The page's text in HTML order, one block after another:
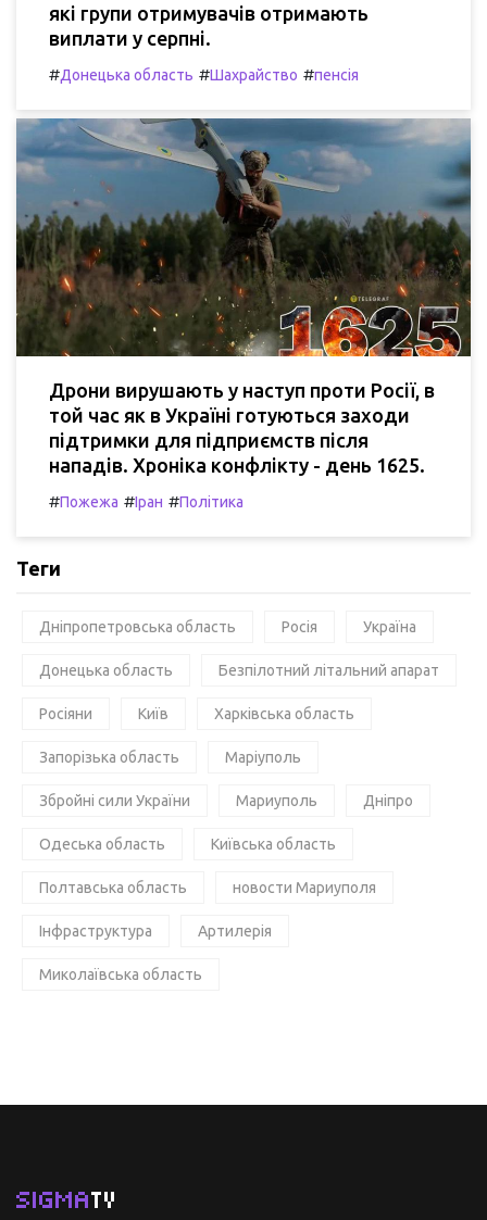
які групи отримувачів отримають
виплати у серпні.
#Донецька область #Шахрайство #пенсія
Дрони вирушають у наступ проти Росії, в
той час як в Україні готуються заходи
підтримки для підприємств після
нападів. Хроніка конфлікту - день 1625.
#Пожежа #Іран #Політика
Теги
Дніпропетровська область Росія Україна
Донецька область Безпілотний літальний апарат
Росіяни Київ Харківська область
Запорізька область Маріуполь
Збройні сили України Мариуполь Дніпро
Одеська область Київська область
Полтавська область новости Мариуполя
Інфраструктура Артилерія
Миколаївська область
SIGMATV